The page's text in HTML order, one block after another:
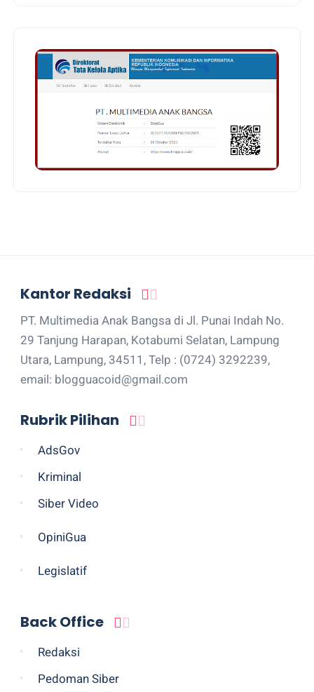
Kantor Redaksi
PT. Multimedia Anak Bangsa di Jl. Punai Indah No.
29 Tanjung Harapan, Kotabumi Selatan, Lampung
Utara, Lampung, 34511, Telp : (0724) 3292239,
email: blogguacoid@gmail.com
Rubrik Pilihan
AdsGov
Kriminal
Siber Video
OpiniGua
Legislatif
Back Office
Redaksi
Pedoman Siber